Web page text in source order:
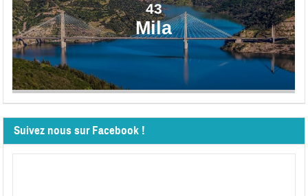
43
Mila
Suivez nous sur Facebook !